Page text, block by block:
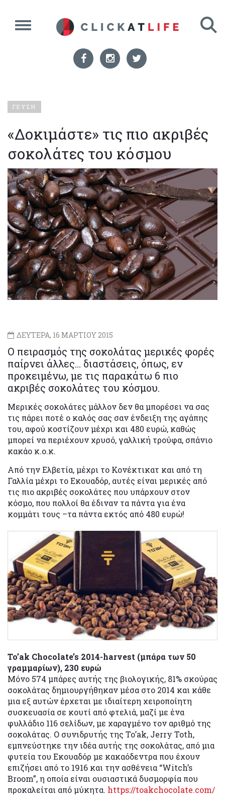
ΓΕΥΣΗ
«Δοκιμάστε» τις πιο ακριβές
σοκολάτες του κόσμου
ΔΕΥΤΕΡΑ, 16 ΜΑΡΤΙΟΥ 2015
Ο πειρασμός της σοκολάτας μερικές φορές
παίρνει άλλες… διαστάσεις, όπως, εν
προκειμένω, με τις παρακάτω 6 πιο
ακριβές σοκολάτες του κόσμου.
Μερικές σοκολάτες μάλλον δεν θα μπορέσει να σας
τις πάρει ποτέ ο καλός σας σαν ένδειξη της αγάπης
του, αφού κοστίζουν μέχρι και 480 ευρώ, καθώς
μπορεί να περιέχουν χρυσό, γαλλική τρούφα, σπάνιο
κακάο κ.ο.κ.
Από την Ελβετία, μέχρι το Κονέκτικατ και από τη
Γαλλία μέχρι το Εκουαδόρ, αυτές είναι μερικές από
τις πιο ακριβές σοκολάτες που υπάρχουν στον
κόσμο, που πολλοί θα έδιναν τα πάντα για ένα
κομμάτι τους –τα πάντα εκτός από 480 ευρώ!
To’ak Chocolate’s 2014-harvest (μπάρα των 50
γραμμαρίων), 230 ευρώ
Μόνο 574 μπάρες αυτής της βιολογικής, 81% σκούρας
σοκολάτας δημιουργήθηκαν μέσα στο 2014 και κάθε
μια εξ αυτών έρχεται με ιδιαίτερη χειροποίητη
συσκευασία σε κουτί από φτελιά, μαζί με ένα
φυλλάδιο 116 σελίδων, με χαραγμένο τον αριθμό της
σοκολάτας. Ο συνιδρυτής της To’ak, Jerry Toth,
εμπνεύστηκε την ιδέα αυτής της σοκολάτας, από μια
φυτεία του Εκουαδόρ με κακαόδεντρα που έχουν
επιζήσει από το 1916 και την ασθένεια “Witch’s
Broom”, η οποία είναι ουσιαστικά δυσμορφία που
προκαλείται από μύκητα. https://toakchocolate.com/